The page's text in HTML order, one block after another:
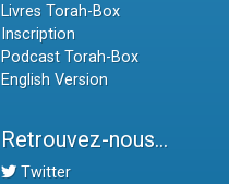
Livres Torah-Box
Inscription
Podcast Torah-Box
English Version
Retrouvez-nous...
Twitter